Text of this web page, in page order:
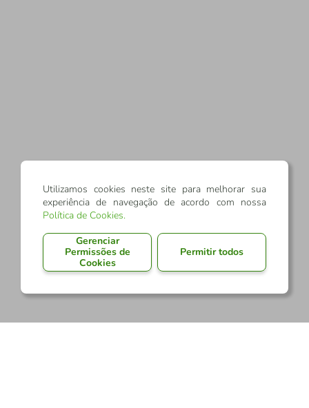
Utilizamos cookies neste site para melhorar sua
experiência de navegação de acordo com nossa
Política de Cookies.
Gerenciar
Permissões de
Cookies
Permitir todos